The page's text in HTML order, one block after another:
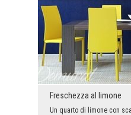
Freschezza al limone